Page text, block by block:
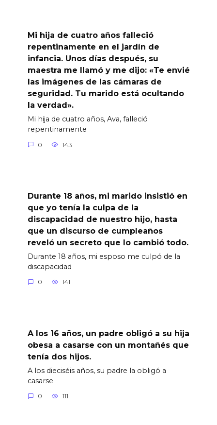
Mi hija de cuatro años falleció
repentinamente en el jardín de
infancia. Unos días después, su
maestra me llamó y me dijo: «Te envié
las imágenes de las cámaras de
seguridad. Tu marido está ocultando
la verdad».
Mi hija de cuatro años, Ava, falleció
repentinamente
0 143
Durante 18 años, mi marido insistió en
que yo tenía la culpa de la
discapacidad de nuestro hijo, hasta
que un discurso de cumpleaños
reveló un secreto que lo cambió todo.
Durante 18 años, mi esposo me culpó de la
discapacidad
0 141
A los 16 años, un padre obligó a su hija
obesa a casarse con un montañés que
tenía dos hijos.
A los dieciséis años, su padre la obligó a
casarse
0 111